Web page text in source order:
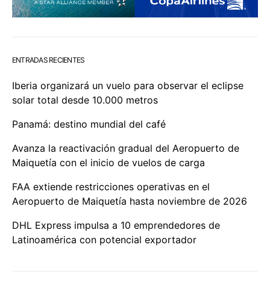
ENTRADAS RECIENTES
Iberia organizará un vuelo para observar el eclipse
solar total desde 10.000 metros
Panamá: destino mundial del café
Avanza la reactivación gradual del Aeropuerto de
Maiquetía con el inicio de vuelos de carga
FAA extiende restricciones operativas en el
Aeropuerto de Maiquetía hasta noviembre de 2026
DHL Express impulsa a 10 emprendedores de
Latinoamérica con potencial exportador